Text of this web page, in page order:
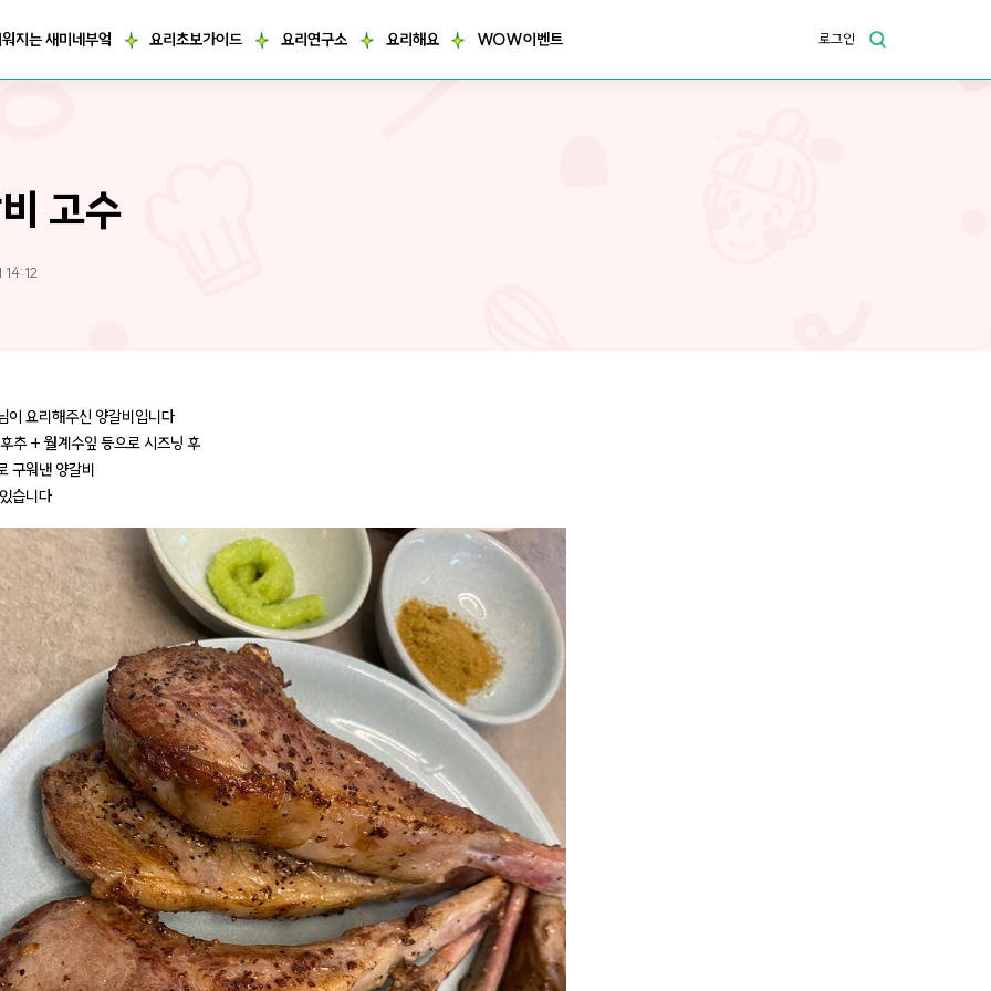
지는 새미네부엌 요리초보가이드 요리연구소 요리해요 WOW이벤트 로그인
고수
이 요리해주신 양갈비입니다
추 + 월계수잎 등으로 시즈닝 후
구워낸 양갈비
습니다